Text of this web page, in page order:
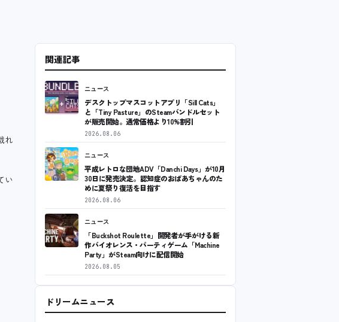
れ
い
関連記事
ニュース
デスクトップマスコットアプリ「Sill Cats」
と「Tiny Pasture」のSteamバンドルセット
が販売開始。通常価格より10%割引
2026.08.06
ニュース
平成レトロな団地ADV「Danchi Days」が10月
30日に発売決定。認知症のおばあちゃんのた
めに夏祭り復活を目指す
2026.08.06
ニュース
「Buckshot Roulette」開発者が手がける新
作バイオレンス・パーティゲーム「Machine
Party」がSteam向けに配信開始
2026.08.05
ドリームニュース